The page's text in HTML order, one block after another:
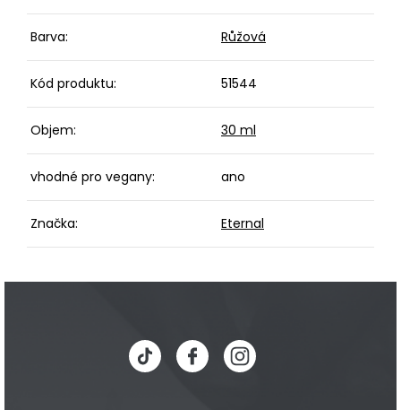
Barva: Růžová
Kód produktu: 51544
Objem: 30 ml
vhodné pro vegany: ano
Značka: Eternal